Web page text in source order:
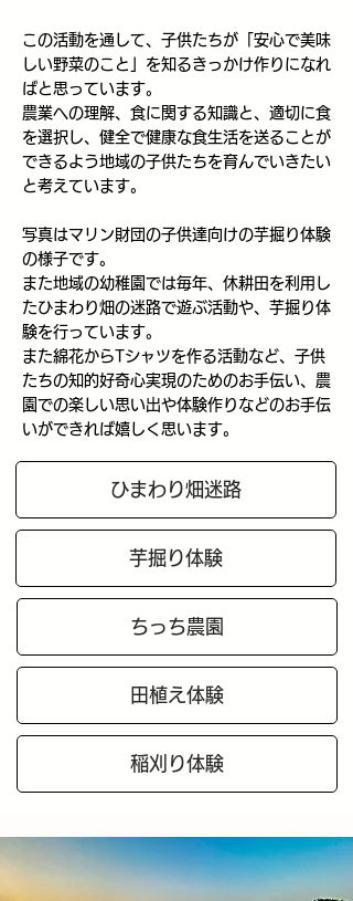
この活動を通して、子供たちが「安心で美味
しい野菜のこと」を知るきっかけ作りになれ
ばと思っています。
農業への理解、食に関する知識と、適切に食
を選択し、健全で健康な食生活を送ることが
できるよう地域の子供たちを育んでいきたい
と考えています。
写真は​マリン財団の子供達向けの芋掘り体験
の様子です。
また地域の幼稚園では毎年、休耕田を利用し
たひまわり畑の迷路で遊ぶ活動や、芋掘り体
験を行っています。
また綿花からTシャツを作る活動など、子供
たちの知的好奇心実現のためのお手伝い、農
園での楽しい思い出や体験作りなどのお手伝
いができれば嬉しく思います。
ひまわり畑迷路
芋掘り体験
ちっち農園
田植え体験
稲刈り体験